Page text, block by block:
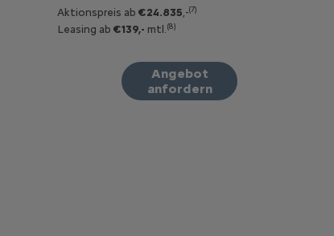
Aktionspreis ab €24.835 ,-(7)
Leasing ab €139,- mtl. (8)
Angebot
anfordern